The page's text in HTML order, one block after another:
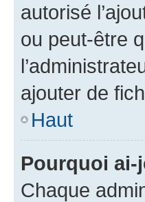
autorisé
ou peut-être
ajouter de
Haut
Pourquoi ai-
Chaque